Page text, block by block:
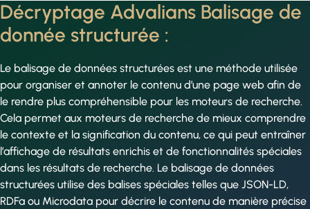
Décryptage Advalians Balisage de
donnée structurée :
Le balisage de données structurées est une méthode utilisée
pour organiser et annoter le contenu d’une page web afin de
le rendre plus compréhensible pour les moteurs de recherche.
Cela permet aux moteurs de recherche de mieux comprendre
le contexte et la signification du contenu, ce qui peut entraîner
l’affichage de résultats enrichis et de fonctionnalités spéciales
dans les résultats de recherche. Le balisage de données
structurées utilise des balises spéciales telles que JSON-LD,
RDFa ou Microdata pour décrire le contenu de manière précise